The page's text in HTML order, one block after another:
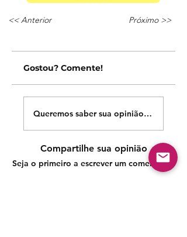
<< Anterior Próximo >>
Gostou? Comente!
Queremos saber sua opinião sobre
Compartilhe sua opinião
Seja o primeiro a escrever um comentário.